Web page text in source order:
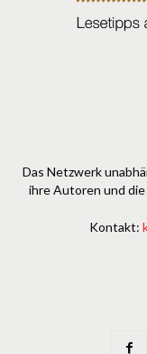
Das Netzwerk
ihre Autoren und
Kontakt: